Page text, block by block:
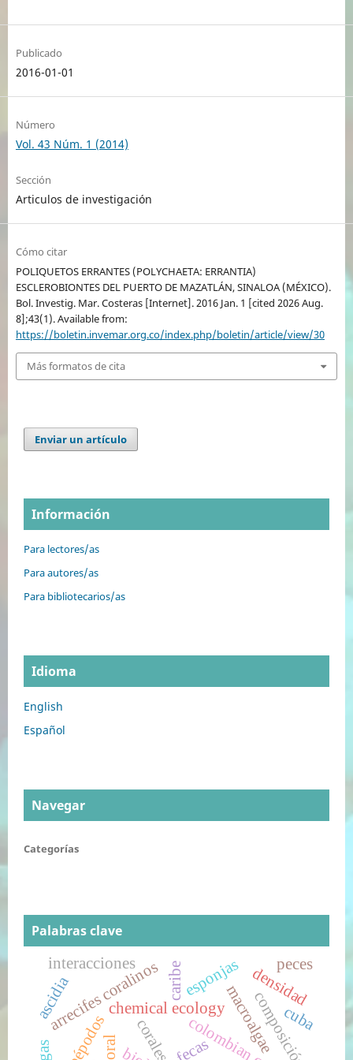
Publicado
2016-01-01
Número
Vol. 43 Núm. 1 (2014)
Sección
Articulos de investigación
Cómo citar
POLIQUETOS ERRANTES (POLYCHAETA: ERRANTIA)
ESCLEROBIONTES DEL PUERTO DE MAZATLÁN, SINALOA (MÉXICO).
Bol. Investig. Mar. Costeras [Internet]. 2016 Jan. 1 [cited 2026 Aug.
8];43(1). Available from:
https://boletin.invemar.org.co/index.php/boletin/article/view/30
Más formatos de cita
Enviar un artículo
Información
Para lectores/as
Para autores/as
Para bibliotecarios/as
Idioma
English
Español
Navegar
Categorías
Palabras clave
macroalgae
chemical ecology
arrecifes coralinos
fecas composición
densidad
corales
interacciones caribeesponjas peces
cuba
ascidia